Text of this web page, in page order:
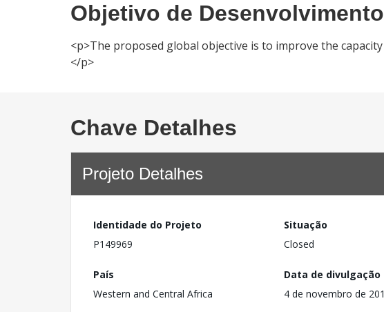
Objetivo de Desenvolvimento
<p>The proposed global objective is to improve the
</p>
Chave Detalhes
Projeto Detalhes
Identidade do Projeto
P149969
Situação
Closed
País
Western and Central Africa
Data de divulgação
4 de novembro de